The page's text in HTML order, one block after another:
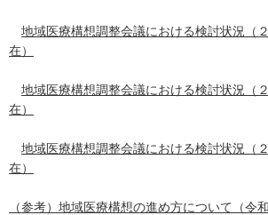
地域医療構想調整会議における検討状況（
在）
地域医療構想調整会議における検討状況（
在）
地域医療構想調整会議における検討状況（
在）
（参考）地域医療構想の進め方について（令